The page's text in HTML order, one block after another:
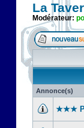
La
Modérateur:
Annonce(s)
★★★